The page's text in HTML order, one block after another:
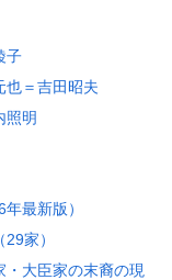
子
也＝吉田昭夫
照明
最新版）
家）
・大臣家の末裔の現